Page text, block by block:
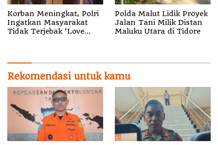
Korban Meningkat, Polri
Ingatkan Masyarakat
Tidak Terjebak ‘Love
Polda Malut Lidik Proyek
Jalan Tani Milik Distan
Maluku Utara di Tidore
Rekomendasi untuk kamu